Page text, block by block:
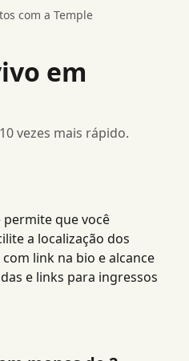
com a Temple
em
vezes mais rápido.
que você
a localização dos
link na bio e alcance
e links para ingressos